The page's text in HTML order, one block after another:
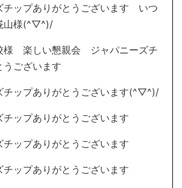
チップありがとうございます いつ
山様(^▽^)/
様 楽しい懇親会 ジャパニーズチ
うございます
チップありがとうございます(^▽^)/
チップありがとうございます
チップありがとうございます
チップありがとうございます